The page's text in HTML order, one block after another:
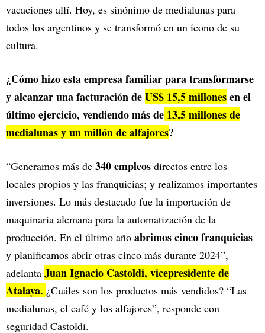
vacaciones allí. Hoy, es sinónimo de medialunas para
todos los argentinos y se transformó en un ícono de su
cultura.
¿Cómo hizo esta empresa familiar para transformarse
y alcanzar una facturación deUS$ 15,5 millonesen el
último ejercicio, vendiendo más de 13,5 millones de
medialunas y un millón de alfajores?
“Generamos más de 340 empleos directos entre los
locales propios y las franquicias; y realizamos importantes
inversiones. Lo más destacado fue la importación de
maquinaria alemana para la automatización de la
producción. En el último año abrimos cinco franquicias
y planificamos abrir otras cinco más durante 2024”,
adelanta Juan Ignacio Castoldi, vicepresidente de
Atalaya. ¿Cuáles son los productos más vendidos? “Las
medialunas, el café y los alfajores”, responde con
seguridad Castoldi.